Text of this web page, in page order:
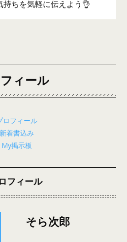
持ちを気軽に伝えよう👌
ィール
ロフィール
新着書込み
My掲示板
フィール
そら次郎